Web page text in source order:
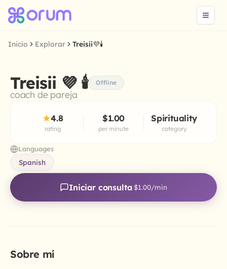
Inicio Explorar Treisii💜🕯
Treisii 💜 🕯 Offline
coach de pareja
4.8
rating
$1.00
per minute
Spirituality
category
Languages
Spanish
Iniciar consulta $1.00/min
Sobre mí